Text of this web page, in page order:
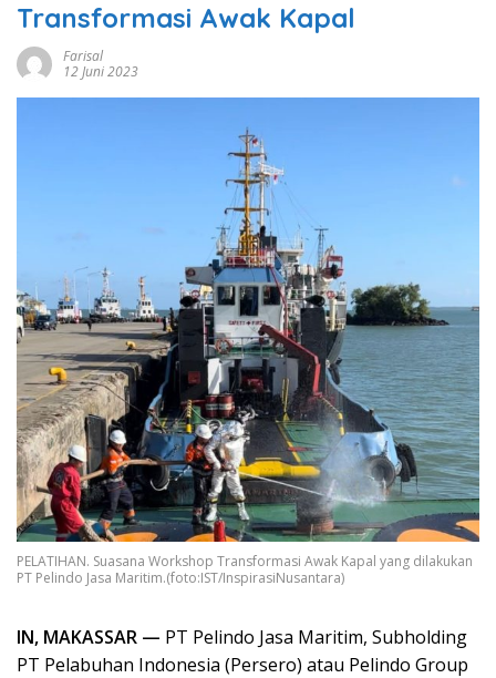
Transformasi Awak Kapal
Farisal
12 Juni 2023
PELATIHAN. Suasana Workshop Transformasi Awak Kapal yang dilakukan
PT Pelindo Jasa Maritim.(foto:IST/InspirasiNusantara)
IN, MAKASSAR — PT Pelindo Jasa Maritim, Subholding
PT Pelabuhan Indonesia (Persero) atau Pelindo Group